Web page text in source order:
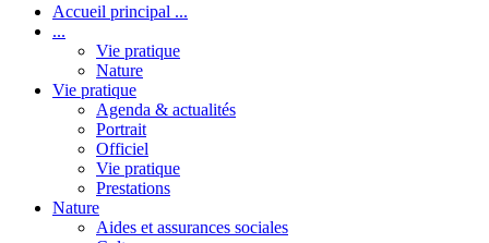
Accueil principal ...
...
Vie pratique
Nature
Vie pratique
Agenda & actualités
Portrait
Officiel
Vie pratique
Prestations
Nature
Aides et assurances sociales